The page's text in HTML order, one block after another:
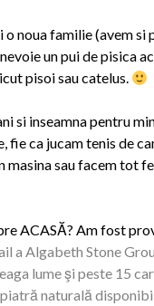
noua familie (avem
un pui de pisica
pisoi sau catelus.
si inseamna pentru
fie ca jucam tenis de
masina sau facem tot
ACASĂ? Am fost
a Algabeth Stone
lume şi peste 15
naturală